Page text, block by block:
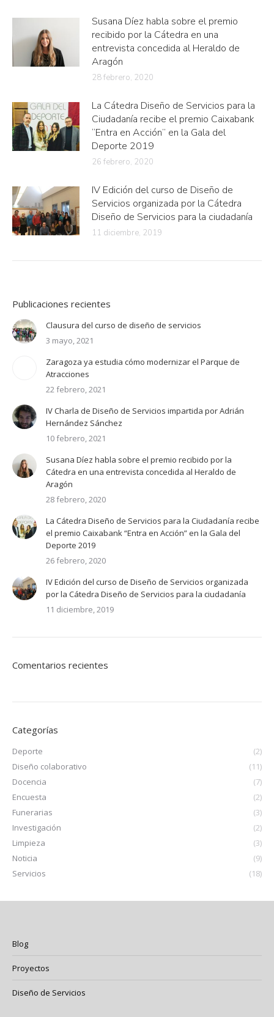
Susana Díez habla sobre el premio
recibido por la Cátedra en una
entrevista concedida al Heraldo de
Aragón
28 febrero, 2020
La Cátedra Diseño de Servicios para la
Ciudadanía recibe el premio Caixabank
“Entra en Acción” en la Gala del
Deporte 2019
26 febrero, 2020
IV Edición del curso de Diseño de
Servicios organizada por la Cátedra
Diseño de Servicios para la ciudadanía
11 diciembre, 2019
Publicaciones recientes
Clausura del curso de diseño de servicios
3 mayo, 2021
Zaragoza ya estudia cómo modernizar el Parque de
Atracciones
22 febrero, 2021
IV Charla de Diseño de Servicios impartida por Adrián
Hernández Sánchez
10 febrero, 2021
Susana Díez habla sobre el premio recibido por la
Cátedra en una entrevista concedida al Heraldo de
Aragón
28 febrero, 2020
La Cátedra Diseño de Servicios para la Ciudadanía recibe
el premio Caixabank “Entra en Acción” en la Gala del
Deporte 2019
26 febrero, 2020
IV Edición del curso de Diseño de Servicios organizada
por la Cátedra Diseño de Servicios para la ciudadanía
11 diciembre, 2019
Comentarios recientes
Categorías
Deporte
(2)
Diseño colaborativo
(11)
Docencia
(7)
Encuesta
(2)
Funerarias
(3)
Investigación
(2)
Limpieza
(3)
Noticia
(9)
Servicios
(18)
Blog
Proyectos
Diseño de Servicios